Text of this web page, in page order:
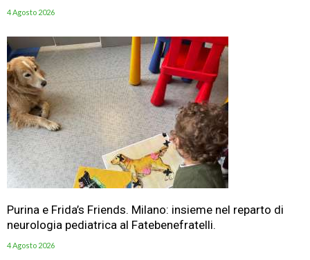
4 Agosto 2026
Purina e Frida’s Friends. Milano: insieme nel reparto di
neurologia pediatrica al Fatebenefratelli.
4 Agosto 2026